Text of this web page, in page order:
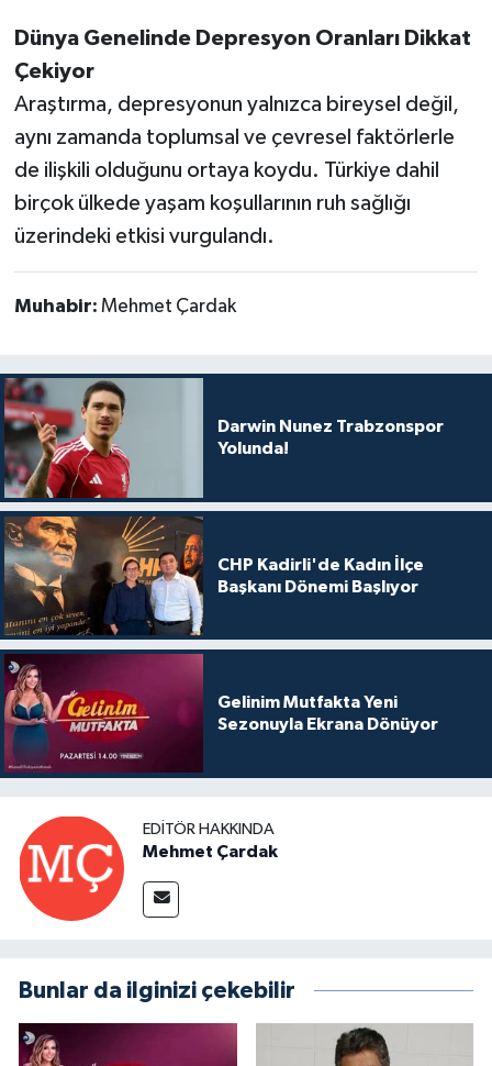
Dünya Genelinde Depresyon Oranları Dikkat
Çekiyor
Araştırma, depresyonun yalnızca bireysel değil,
aynı zamanda toplumsal ve çevresel faktörlerle
de ilişkili olduğunu ortaya koydu. Türkiye dahil
birçok ülkede yaşam koşullarının ruh sağlığı
üzerindeki etkisi vurgulandı.
Muhabir: Mehmet Çardak
Darwin Nunez Trabzonspor
Yolunda!
CHP Kadirli'de Kadın İlçe
Başkanı Dönemi Başlıyor
Gelinim Mutfakta Yeni
Sezonuyla Ekrana Dönüyor
EDITÖR HAKKINDA
Mehmet Çardak
Bunlar da ilginizi çekebilir